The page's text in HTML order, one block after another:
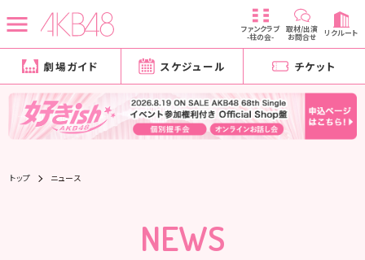
ファンクラブ
-柱の会-
取材/出演
お問合せ リクルート
劇場ガイド スケジュール チケット
トップ ニュース
NEWS